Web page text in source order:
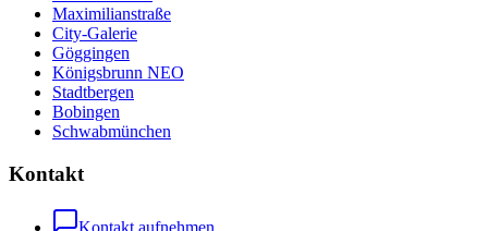
Maximilianstraße
City-Galerie
Göggingen
Königsbrunn NEO
Stadtbergen
Bobingen
Schwabmünchen
Kontakt
Kontakt aufnehmen